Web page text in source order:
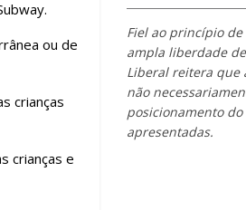
ou de
crianças
crianças e
Fiel ao princípio
ampla liberdade
Liberal reitera que
não
posicionamento
apresentadas.